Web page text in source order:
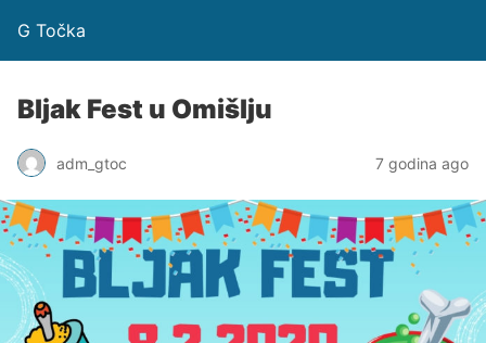
G Točka
Bljak Fest u Omišlju
adm_gtoc 7 godina ago